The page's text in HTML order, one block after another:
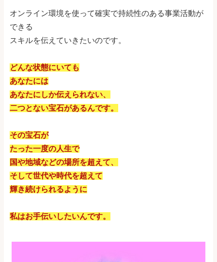
オンライン環境を使って確実で持続性のある事業活動が
できる
スキルを伝えていきたいのです。
どんな状態にいても
あなたには
あなたにしか伝えられない、
二つとない宝石があるんです。
その宝石が
たった一度の人生で
国や地域などの場所を超えて、
そして世代や時代を超えて
輝き続けられるように
私はお手伝いしたいんです。